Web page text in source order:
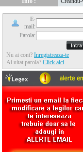
Info :
E-
mail:
Parola:
Nu ai cont? Inregistreaza-te
Ai uitat parola? Click aici